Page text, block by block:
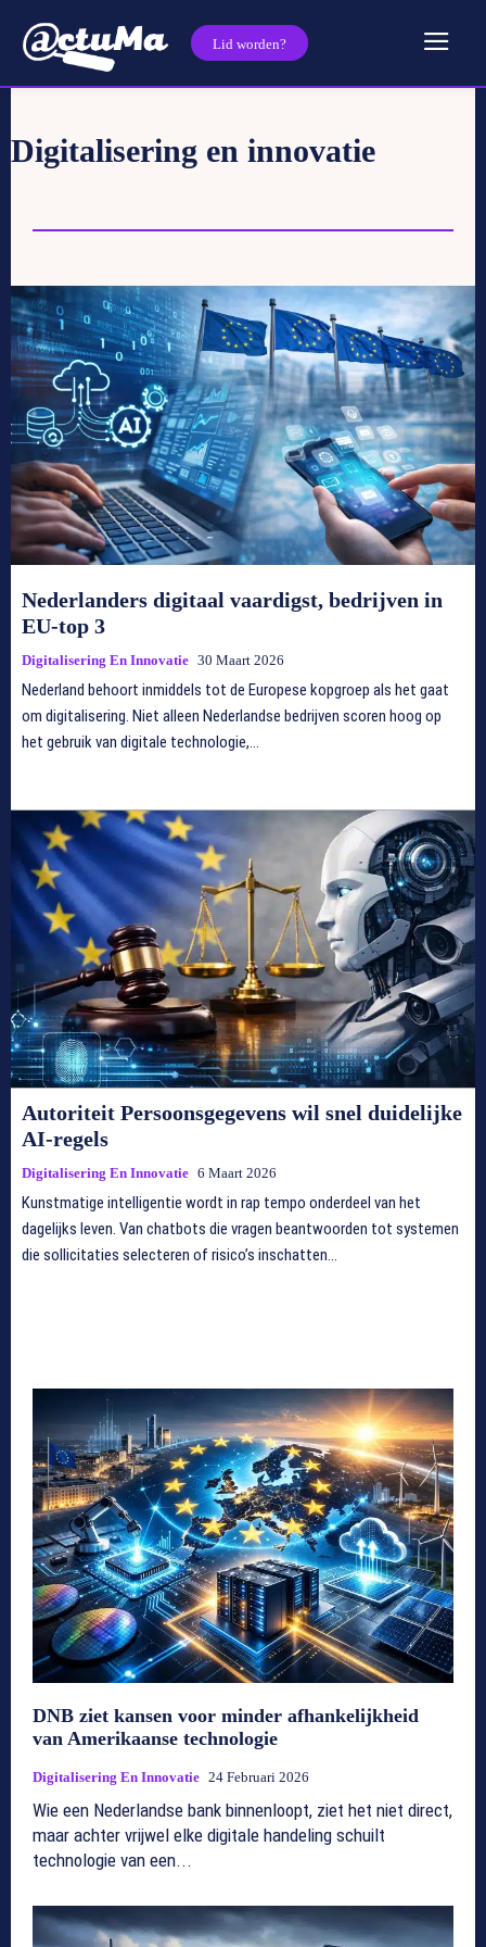
Lid worden?
Digitalisering en innovatie
Nederlanders digitaal vaardigst, bedrijven in
EU-top 3
Digitalisering En Innovatie 30 Maart 2026
Nederland behoort inmiddels tot de Europese kopgroep als het gaat
om digitalisering. Niet alleen Nederlandse bedrijven scoren hoog op
het gebruik van digitale technologie,...
Autoriteit Persoonsgegevens wil snel duidelijke
AI-regels
Digitalisering En Innovatie 6 Maart 2026
Kunstmatige intelligentie wordt in rap tempo onderdeel van het
dagelijks leven. Van chatbots die vragen beantwoorden tot systemen
die sollicitaties selecteren of risico’s inschatten...
DNB ziet kansen voor minder afhankelijkheid
van Amerikaanse technologie
Digitalisering En Innovatie 24 Februari 2026
Wie een Nederlandse bank binnenloopt, ziet het niet direct,
maar achter vrijwel elke digitale handeling schuilt
technologie van een...